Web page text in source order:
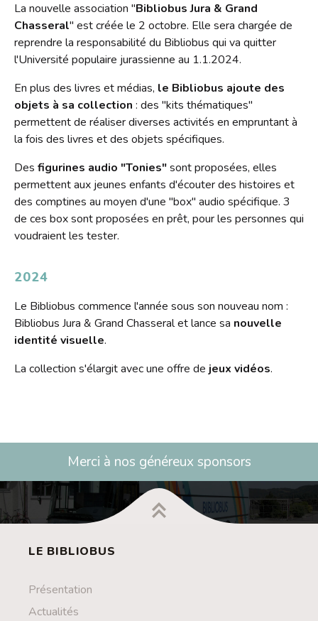
La nouvelle association "Bibliobus Jura & Grand
Chasseral" est créée le 2 octobre. Elle sera chargée de
reprendre la responsabilité du Bibliobus qui va quitter
l'Université populaire jurassienne au 1.1.2024.
En plus des livres et médias, le Bibliobus ajoute des
objets à sa collection : des "kits thématiques"
permettent de réaliser diverses activités en empruntant à
la fois des livres et des objets spécifiques.
Des figurines audio "Tonies"sont proposées, elles
permettent aux jeunes enfants d'écouter des histoires et
des comptines au moyen d'une "box" audio spécifique. 3
de ces box sont proposées en prêt, pour les personnes qui
voudraient les tester.
2024
Le Bibliobus commence l'année sous son nouveau nom :
Bibliobus Jura & Grand Chasseral et lance sa nouvelle
identité visuelle.
La collection s'élargit avec une offre de jeux vidéos.
Merci à nos généreux sponsors
LE BIBLIOBUS
Présentation
Actualités